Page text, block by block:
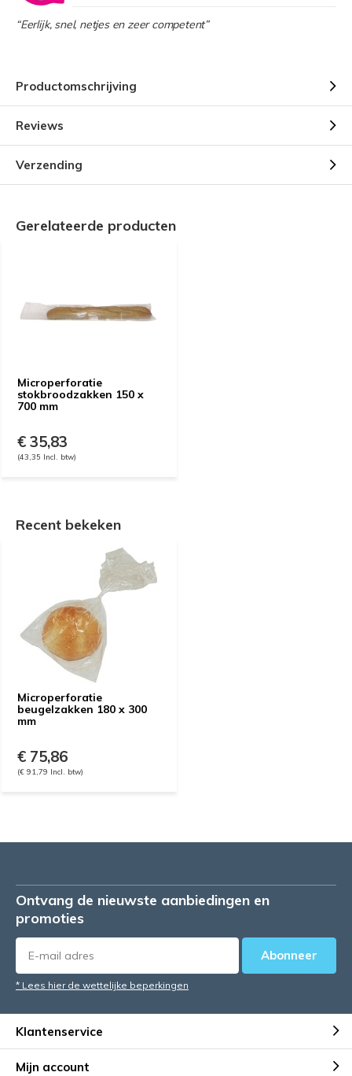
“Eerlijk, snel, netjes en zeer competent”
Productomschrijving
Reviews
Verzending
Gerelateerde producten
Microperforatie
stokbroodzakken 150 x
700 mm
€ 35,83
(43,35 Incl. btw)
Recent bekeken
Microperforatie
beugelzakken 180 x 300
mm
€ 75,86
(€ 91,79 Incl. btw)
Ontvang de nieuwste aanbiedingen en
promoties
Abonneer
* Lees hier de wettelijke beperkingen
Klantenservice
Mijn account